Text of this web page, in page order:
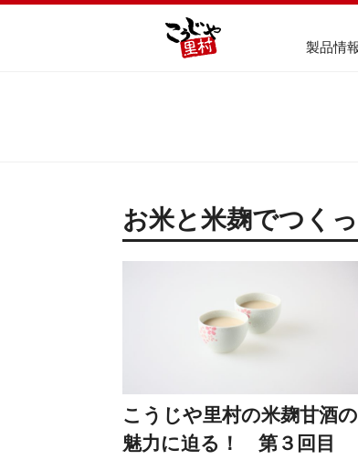
製品情
お米と米麹でつく
こうじや里村の米麹甘酒の
魅力に迫る！ 第３回目